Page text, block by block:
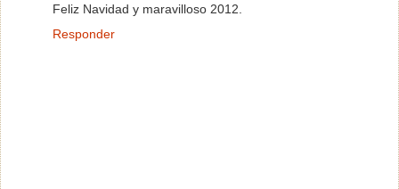
Feliz Navidad y maravilloso 2012.
Responder